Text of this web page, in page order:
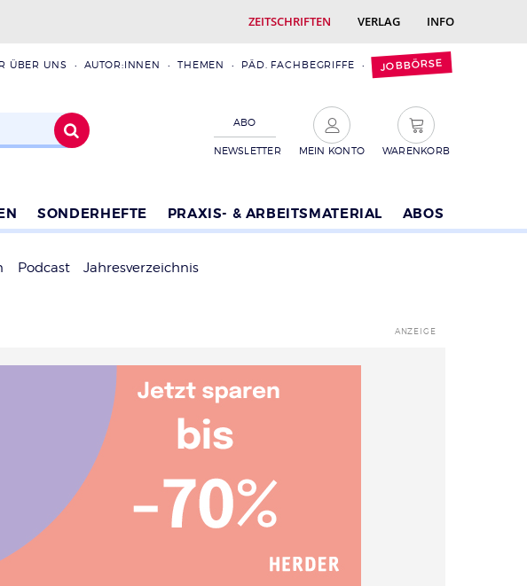
ZEITSCHRIFTEN VERLAG INFO
ÜBER UNS AUTOR:INNEN THEMEN PÄD. FACHBEGRIFFE JOBBÖRSE
ABO
NEWSLETTER MEIN KONTO WARENKORB
SONDERHEFTE PRAXIS- & ARBEITSMATERIAL ABOS
Podcast Jahresverzeichnis